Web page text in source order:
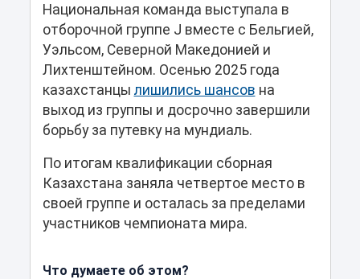
Национальная команда выступала в
отборочной группе J вместе с Бельгией,
Уэльсом, Северной Македонией и
Лихтенштейном. Осенью 2025 года
казахстанцы лишились шансов на
выход из группы и досрочно завершили
борьбу за путевку на мундиаль.
По итогам квалификации сборная
Казахстана заняла четвертое место в
своей группе и осталась за пределами
участников чемпионата мира.
Что думаете об этом?